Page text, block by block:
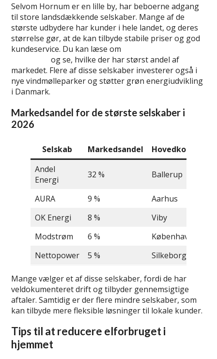
Selvom Hornum er en lille by, har beboerne adgang
til store landsdækkende selskaber. Mange af de
største udbydere har kunder i hele landet, og deres
størrelse gør, at de kan tilbyde stabile priser og god
kundeservice. Du kan læse om
og se, hvilke der har størst andel af
markedet. Flere af disse selskaber investerer også i
nye vindmølleparker og støtter grøn energiudvikling
i Danmark.
Markedsandel for de største selskaber i
2026
Selskab Markedsandel
Hovedkontor
Andel
Energi
32 % Ballerup
AURA 9 %
Aarhus
OK Energi
8 %
Viby
Modstrøm
6 %
København
Nettopower
5 % Silkeborg
Mange vælger et af disse selskaber, fordi de har
veldokumenteret drift og tilbyder gennemsigtige
aftaler. Samtidig er der flere mindre selskaber, som
kan tilbyde mere fleksible løsninger til lokale kunder.
Tips til at reducere elforbruget i
hjemmet